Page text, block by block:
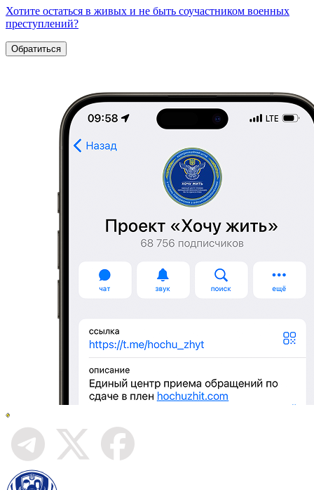
Хотите остаться в живых и не быть соучастником военных
преступлений?
Обратиться